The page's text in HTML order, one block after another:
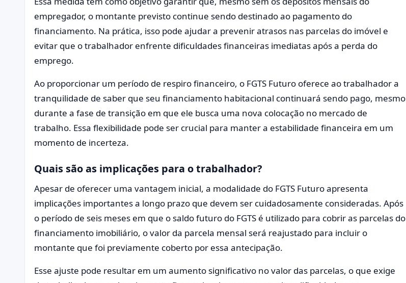
empregador, o montante previsto continue sendo destinado ao pagamento do
financiamento. Na prática, isso pode ajudar a prevenir atrasos nas parcelas do imóvel e
evitar que o trabalhador enfrente dificuldades financeiras imediatas após a perda do
emprego.
Ao proporcionar um período de respiro financeiro, o FGTS Futuro oferece ao trabalhador a
tranquilidade de saber que seu financiamento habitacional continuará sendo pago, mesmo
durante a fase de transição em que ele busca uma nova colocação no mercado de
trabalho. Essa flexibilidade pode ser crucial para manter a estabilidade financeira em um
momento de incerteza.
Quais são as implicações para o trabalhador?
Apesar de oferecer uma vantagem inicial, a modalidade do FGTS Futuro apresenta
implicações importantes a longo prazo que devem ser cuidadosamente consideradas. Após
o período de seis meses em que o saldo futuro do FGTS é utilizado para cobrir as parcelas do
financiamento imobiliário, o valor da parcela mensal será reajustado para incluir o
montante que foi previamente coberto por essa antecipação.
Esse ajuste pode resultar em um aumento significativo no valor das parcelas, o que exige